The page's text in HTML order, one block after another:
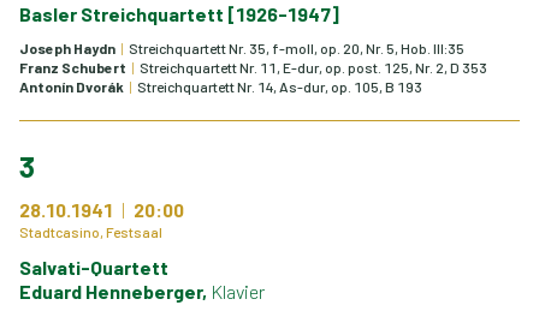
Basler Streichquartett [1926-1947]
Joseph Haydn
Streichquartett Nr. 35, f-moll, op. 20, Nr. 5, Hob. III:35
Franz Schubert
Streichquartett Nr. 11, E-dur, op. post. 125, Nr. 2, D 353
Antonín Dvorák
Streichquartett Nr. 14, As-dur, op. 105, B 193
3
28.10.1941 20:00
Stadtcasino, Festsaal
Salvati-Quartett
Eduard Henneberger, Klavier